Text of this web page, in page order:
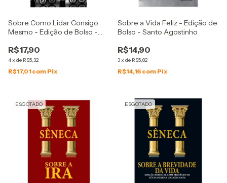
Sobre Como Lidar Consigo
Mesmo - Edição de Bolso -
R$17,90
4x de R$5,32
R$17,01 com Pix
Sobre a Vida Feliz - Edição de
Bolso - Santo Agostinho
R$14,90
3x de R$5,82
R$14,16 com Pix
ESGOTADO ESGOTADO